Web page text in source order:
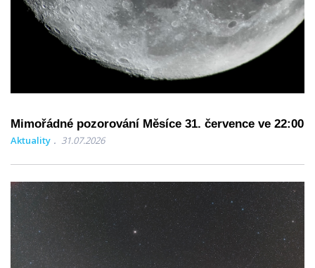
Mimořádné pozorování Měsíce 31. července ve 22:00
Aktuality 31.07.2026